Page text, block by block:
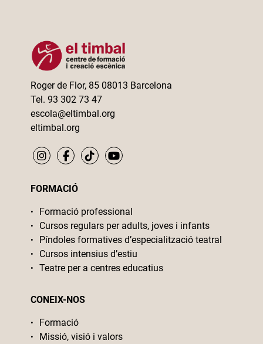
Roger de Flor, 85 08013 Barcelona
Tel. 93 302 73 47
escola@eltimbal.org
eltimbal.org
FORMACIÓ
Formació professional
Cursos regulars per adults, joves i infants
Píndoles formatives d’especialització teatral
Cursos intensius d’estiu
Teatre per a centres educatius
CONEIX-NOS
Formació
Missió, visió i valors